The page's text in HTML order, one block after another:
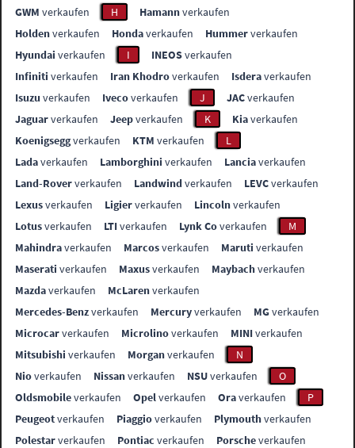
GWM verkaufen H Hamannverkaufen
Holdenverkaufen Hondaverkaufen Hummerverkaufen
Hyundai verkaufen I INEOSverkaufen
Infiniti verkaufen Iran Khodroverkaufen Isderaverkaufen
Isuzu verkaufen Ivecoverkaufen J JACverkaufen
Jaguarverkaufen Jeepverkaufen K Kiaverkaufen
Koenigseggverkaufen KTM verkaufen
L
Ladaverkaufen Lamborghini verkaufen Lanciaverkaufen
Land-Roververkaufen Landwindverkaufen LEVCverkaufen
Lexusverkaufen Ligierverkaufen Lincolnverkaufen
Lotusverkaufen LTIverkaufen Lynk Coverkaufen
M
Mahindraverkaufen Marcosverkaufen Maruti verkaufen
Maserati verkaufen Maxusverkaufen Maybachverkaufen
Mazdaverkaufen McLarenverkaufen
Mercedes-Benzverkaufen Mercuryverkaufen MGverkaufen
Microcarverkaufen Microlinoverkaufen MINIverkaufen
Mitsubishi verkaufen Morganverkaufen
N
Nioverkaufen Nissanverkaufen NSUverkaufen
O
Oldsmobileverkaufen Opelverkaufen Oraverkaufen
P
Peugeotverkaufen Piaggioverkaufen Plymouthverkaufen
Polestarverkaufen Pontiac verkaufen Porscheverkaufen